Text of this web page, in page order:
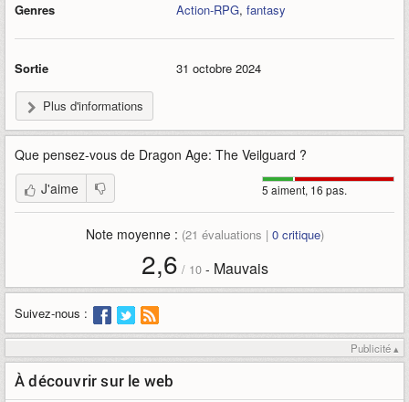
Genres
Action-RPG, fantasy
Sortie 31 octobre 2024
Plus d'informations
Que pensez-vous de Dragon Age: The Veilguard ?
5 aiment, 16 pas.
J'aime
Note moyenne : (21 évaluations | 0critique)
2,6 / 10- Mauvais
Suivez-nous :
Publicité ▴
À découvrir sur le web